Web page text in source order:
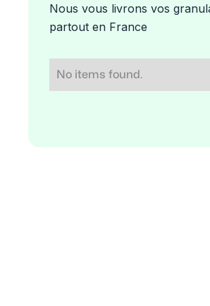
Nous vous livrons vos
partout en France
No items found.